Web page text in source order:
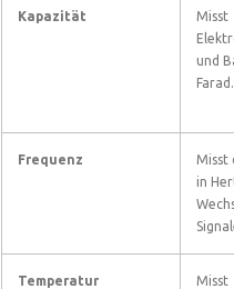
Kapazität
Misst
und
Farad.
Frequenz
Misst
in
Temperatur
Misst